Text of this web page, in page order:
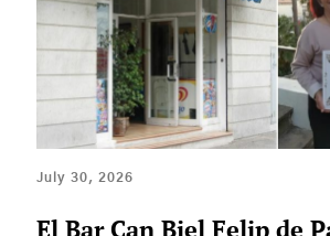
July 30, 2026
El Bar Can Biel Felip de